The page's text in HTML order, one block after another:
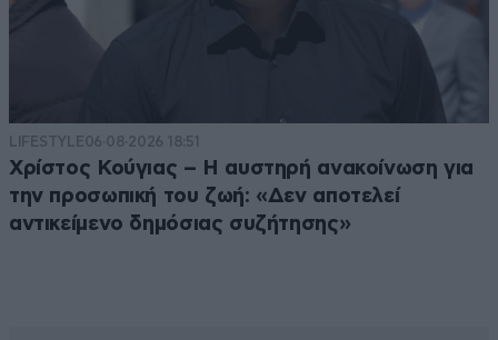
LIFESTYLE06·08·2026 18:51
Χρίστος Κούγιας – Η αυστηρή ανακοίνωση για
την προσωπική του ζωή: «Δεν αποτελεί
αντικείμενο δημόσιας συζήτησης»